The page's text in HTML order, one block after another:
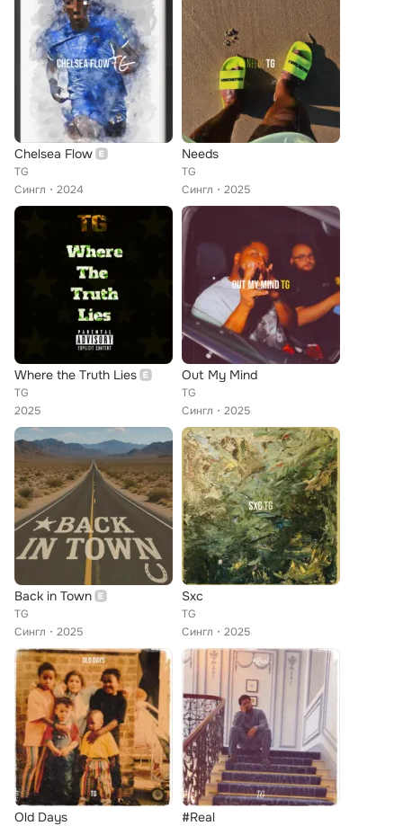
Chelsea Flow
TG
Сингл
2024
Needs
TG
Сингл
2025
Where the Truth Lies
TG
2025
Out My Mind
TG
Сингл
2025
Back in Town
TG
Сингл
2025
Sxc
TG
Сингл
2025
Old Days #Real